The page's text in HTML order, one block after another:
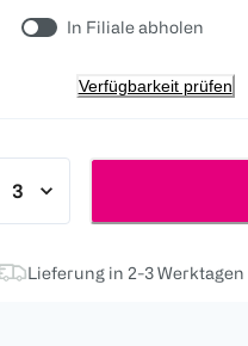
In Filiale abholen
Verfügbarkeit prüfen
Lieferung in 2-3 Werktagen